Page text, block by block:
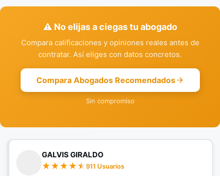
⚠️ No elijas a ciegas tu abogado
Compara calificaciones y opiniones reales antes de
contratar. Así eliges con datos concretos.
Compara Abogados Recomendados
Sin compromiso
GALVIS GIRALDO
911 Usuarios